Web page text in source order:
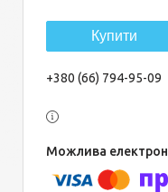
Купити
+380 (66) 794-95-09